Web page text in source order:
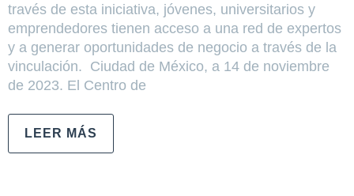
través de esta iniciativa, jóvenes, universitarios y
emprendedores tienen acceso a una red de expertos
y a generar oportunidades de negocio a través de la
vinculación. Ciudad de México, a 14 de noviembre
de 2023. El Centro de
LEER MÁS